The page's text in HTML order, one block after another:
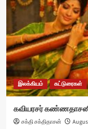
இலக்கியம் கட்டுரைகள்
கவியரசர்
சக்தி சக்திதாசன்